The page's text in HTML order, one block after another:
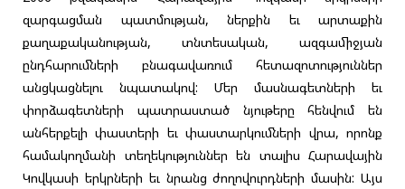
զարգացման պատմության, ներքին եւ արտաքին
քաղաքականության, տնտեսական, ազգամիջյան
ընդհարումների բնագավառում հետազոտություններ
անցկացնելու նպատակով: Մեր մասնագետների եւ
փորձագետների պատրաստած նյութերը հենվում են
անհերքելի փաստերի եւ փաստարկումների վրա, որոնք
համակողմանի տեղեկություններ են տալիս Հարավային
Կովկասի երկրների եւ նրանց ժողովուրդների մասին: Այս